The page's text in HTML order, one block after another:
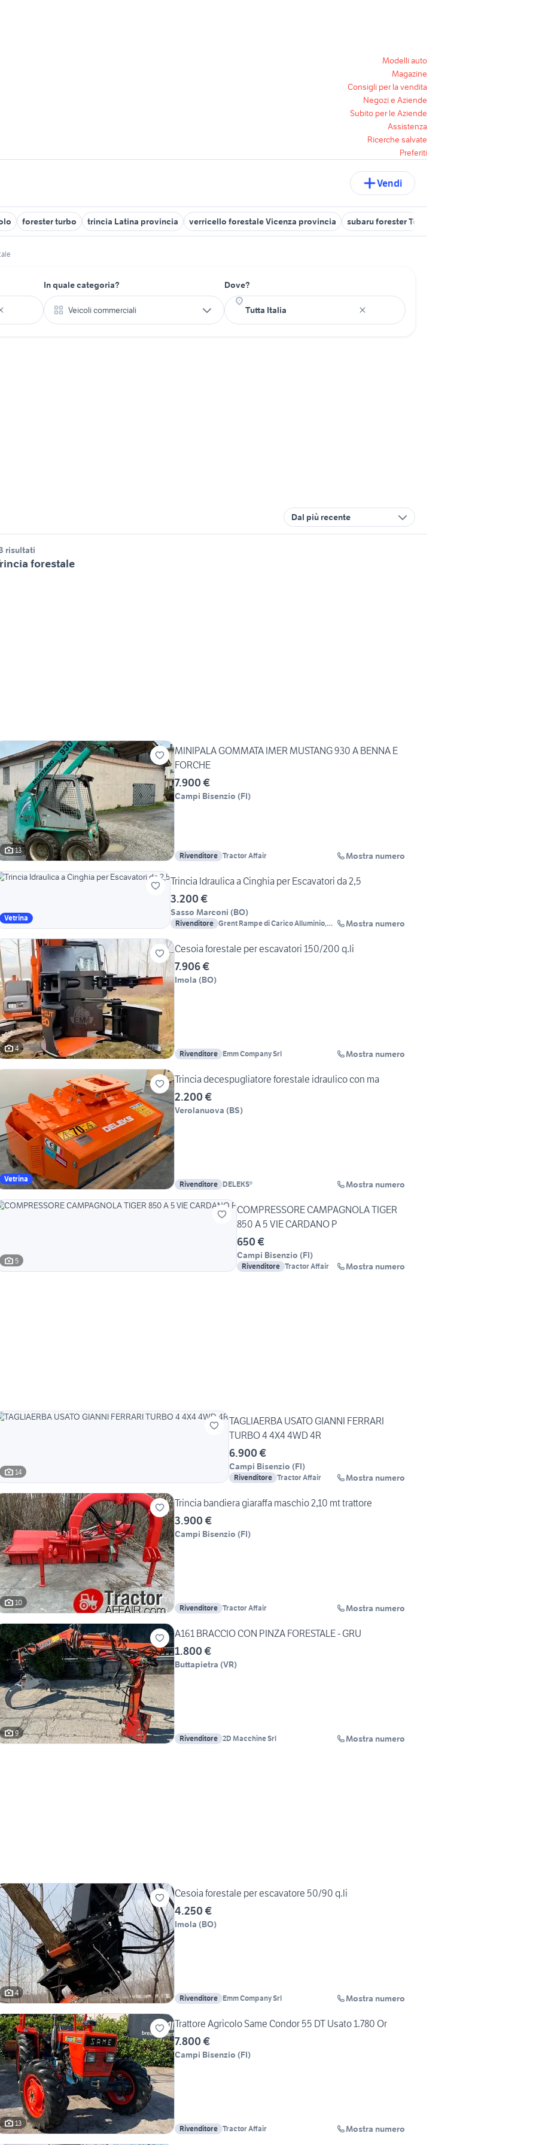
Modelli auto
Magazine
Consigli per la vendita
Negozi e Aziende
Subito per le Aziende
Assistenza
Ricerche salvate
Preferiti
Vendi
forester turbo trincia Latina provincia verricello forestale Vicenza provincia subaru forester Toscana
In quale categoria?
Veicoli commerciali
Dove?
Dal più recente
risultati
forestale
13
MINIPALA GOMMATA IMER MUSTANG 930 A BENNA E
FORCHE
7.900 €
Campi Bisenzio (FI)
Rivenditore Tractor Affair Mostra numero
Vetrina
Trincia Idraulica a Cinghia per Escavatori da 2,5
3.200 €
Sasso Marconi (BO)
Rivenditore Grent Rampe di Carico Alluminio,
Mostra numero
4
Cesoia forestale per escavatori 150/200 q.li
7.906 €
Imola (BO)
Rivenditore Emm Company Srl Mostra numero
Vetrina
Trincia decespugliatore forestale idraulico con ma
2.200 €
Verolanuova (BS)
Rivenditore DELEKS® Mostra numero
5
COMPRESSORE CAMPAGNOLA TIGER
850 A 5 VIE CARDANO P
650 €
Campi Bisenzio (FI)
Rivenditore Tractor Affair Mostra numero
14
TAGLIAERBA USATO GIANNI FERRARI
TURBO 4 4X4 4WD 4R
6.900 €
Campi Bisenzio (FI)
Rivenditore Tractor Affair Mostra numero
10
Trincia bandiera giaraffa maschio 2,10 mt trattore
3.900 €
Campi Bisenzio (FI)
Rivenditore Tractor Affair Mostra numero
9
A161 BRACCIO CON PINZA FORESTALE - GRU
1.800 €
Buttapietra (VR)
Rivenditore 2D Macchine Srl Mostra numero
4
Cesoia forestale per escavatore 50/90 q.li
4.250 €
Imola (BO)
Rivenditore Emm Company Srl Mostra numero
13
Trattore Agricolo Same Condor 55 DT Usato 1.780 Or
7.800 €
Campi Bisenzio (FI)
Rivenditore Tractor Affair Mostra numero